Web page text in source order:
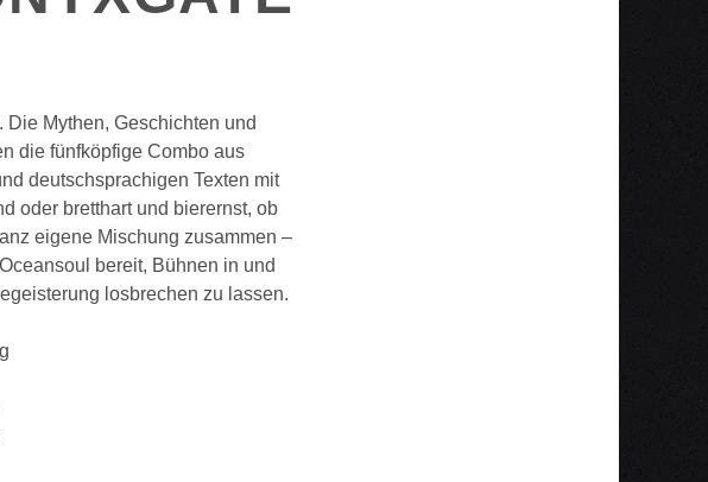
Mythen, Geschichten und
die fünfköpfige Combo aus
deutschsprachigen Texten mit
oder bretthart und bierernst, ob
eigene Mischung zusammen –
bereit, Bühnen in und
losbrechen zu lassen.